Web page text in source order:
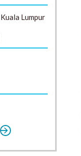
Kuala Lumpur